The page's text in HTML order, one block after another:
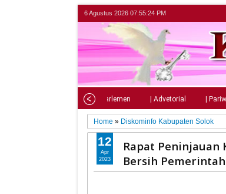
6 Agustus 2026 07:55:25 PM
| Parlemen | Advetorial |
Home » Diskominfo Kabupaten Solok
Rapat
Bersih
12
Apr
2023